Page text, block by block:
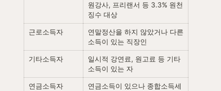
원강사, 프리랜서 등 3.3% 원천
징수 대상
근로소득자
연말정산을 하지 않았거나 다른
소득이 있는 직장인
기타소득자
일시적 강연료, 원고료 등 기타
소득이 있는 자
연금소득자
연금소득이 있으나 종합소득세